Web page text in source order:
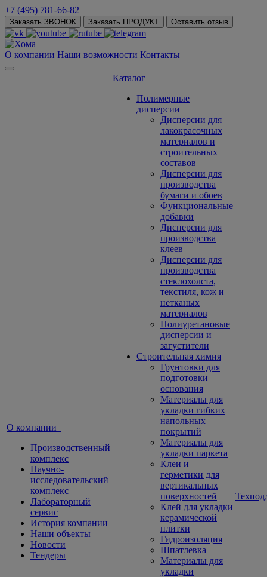
+7 (495) 781-66-82
Заказать ЗВОНОК Заказать ПРОДУКТ Оставить отзыв
О компании Наши возможности Контакты
О компании
Производственный
комплекс
Научно-
исследовательский
комплекс
Лабораторный
сервис
История компании
Наши объекты
Новости
Тендеры
Каталог
Полимерные
дисперсии
Дисперсии для
лакокрасочных
материалов и
строительных
составов
Дисперсии для
производства
бумаги и обоев
Функциональные
добавки
Дисперсии для
производства
клеев
Дисперсии для
производства
стеклохолста,
текстиля, кож и
нетканых
материалов
Полиуретановые
дисперсии и
загустители
Строительная химия
Грунтовки для
подготовки
основания
Материалы для
укладки гибких
напольных
покрытий
Материалы для
укладки паркета
Клеи и
герметики для
вертикальных
поверхностей
Клей для укладки
керамической
плитки
Гидроизоляция
Шпатлевка
Материалы для
укладки